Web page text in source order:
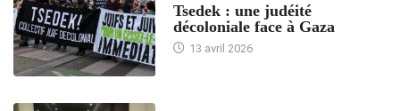
Tsedek : une judéité
décoloniale face à Gaza
13 avril 2026